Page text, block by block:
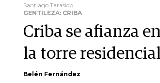
Santiago Tarasido
GENTILEZA: CRIBA
Criba se afianza
la torre
Belén Fernández